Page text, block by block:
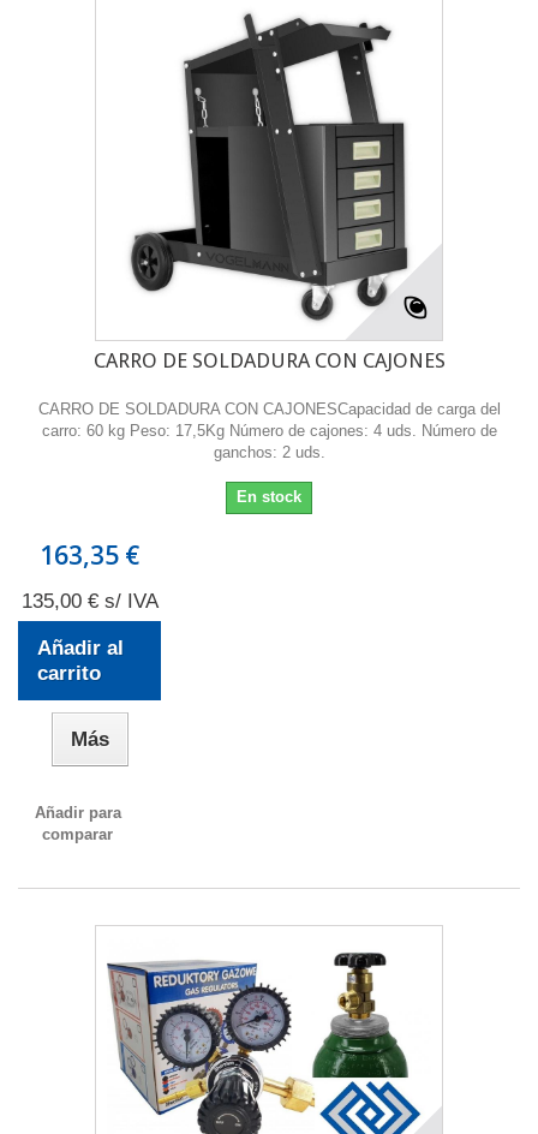
CARRO DE SOLDADURA CON CAJONES
CARRO DE SOLDADURA CON CAJONESCapacidad de carga del
carro: 60 kg Peso: 17,5Kg Número de cajones: 4 uds. Número de
ganchos: 2 uds.
En stock
163,35 €
135,00 € s/ IVA
Añadir al
carrito
Más
Añadir para
comparar